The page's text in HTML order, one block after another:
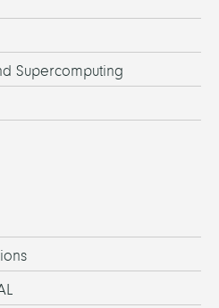
Supercomputing